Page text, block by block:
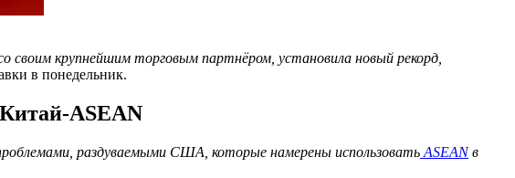
крупнейшим торговым партнёром, установила новый рекорд,
в понедельник.
ASEAN
раздуваемыми США, которые намерены использовать ASEANв